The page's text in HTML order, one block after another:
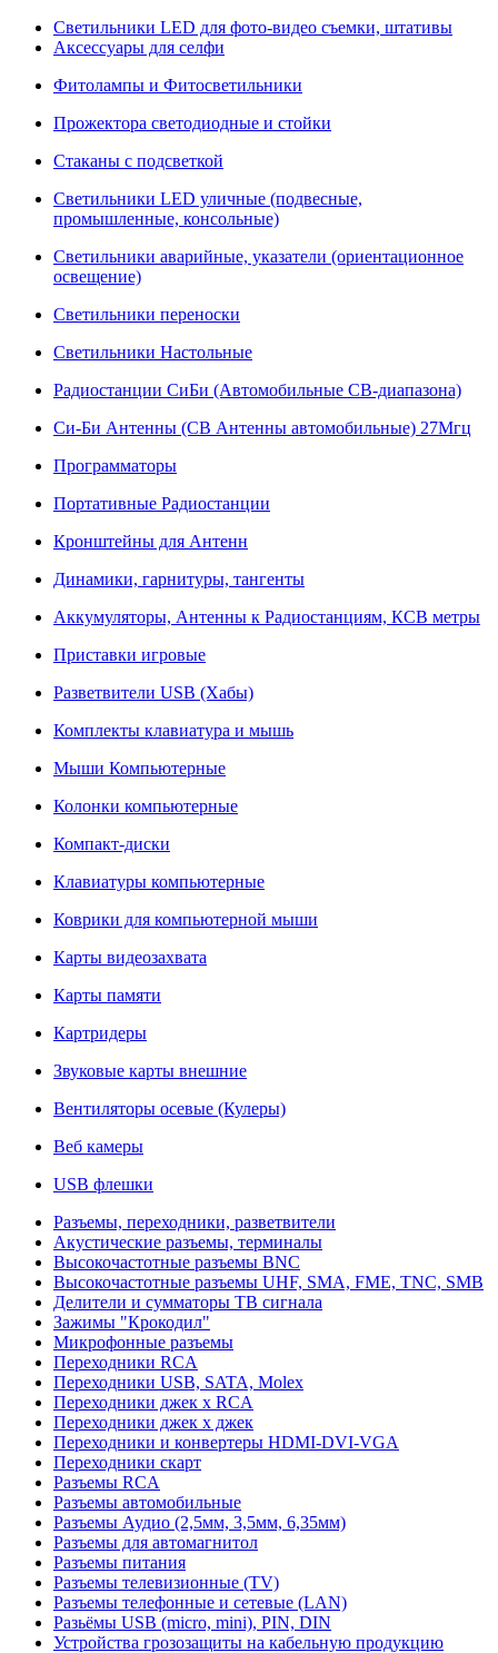
Светильники LED для фото-видео съемки, штативы
Аксессуары для селфи
Фитолампы и Фитосветильники
Прожектора светодиодные и стойки
Стаканы с подсветкой
Светильники LED уличные (подвесные,
промышленные, консольные)
Светильники аварийные, указатели (ориентационное
освещение)
Светильники переноски
Светильники Настольные
Радиостанции СиБи (Автомобильные СВ-диапазона)
Си-Би Антенны (СВ Антенны автомобильные) 27Мгц
Программаторы
Портативные Радиостанции
Кронштейны для Антенн
Динамики, гарнитуры, тангенты
Аккумуляторы, Антенны к Радиостанциям, КСВ метры
Приставки игровые
Разветвители USB (Хабы)
Комплекты клавиатура и мышь
Мыши Компьютерные
Колонки компьютерные
Компакт-диски
Клавиатуры компьютерные
Коврики для компьютерной мыши
Карты видеозахвата
Карты памяти
Картридеры
Звуковые карты внешние
Вентиляторы осевые (Кулеры)
Веб камеры
USB флешки
Разъемы, переходники, разветвители
Акустические разъемы, терминалы
Высокочастотные разъемы BNC
Высокочастотные разъемы UHF, SMA, FME, TNC, SMB
Делители и сумматоры ТВ сигнала
Зажимы "Крокодил"
Микрофонные разъемы
Переходники RCA
Переходники USB, SATA, Molex
Переходники джек х RCA
Переходники джек х джек
Переходники и конвертеры HDMI-DVI-VGA
Переходники скарт
Разъемы RCA
Разъемы автомобильные
Разъемы Аудио (2,5мм, 3,5мм, 6,35мм)
Разъемы для автомагнитол
Разъемы питания
Разъемы телевизионные (TV)
Разъемы телефонные и сетевые (LAN)
Разьёмы USB (micro, mini), PIN, DIN
Устройства грозозащиты на кабельную продукцию